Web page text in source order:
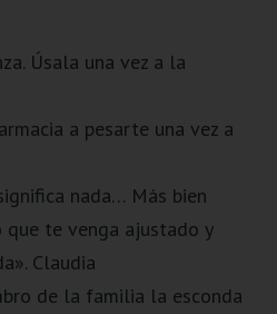
Úsala una vez a la
a pesarte una vez a
nada… Más bien
que te venga ajustado y
Claudia
de la familia la esconda